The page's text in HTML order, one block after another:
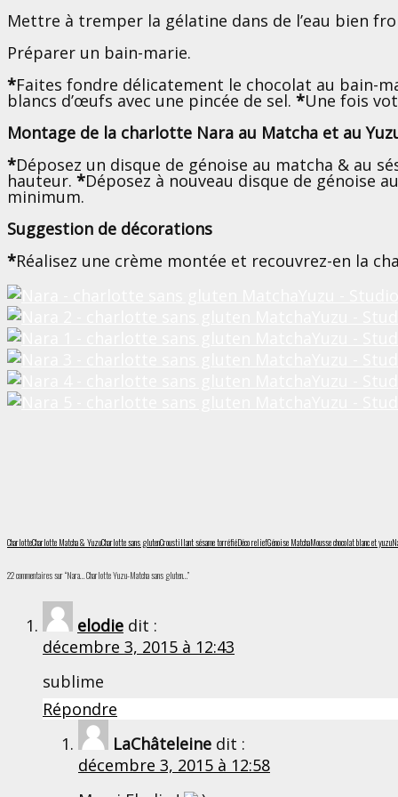
Mettre à tremper la gélatine dans de l’eau bien
Préparer un bain-marie.
*Faites fondre délicatement le chocolat au bain-
blancs d’œufs avec une pincée de sel. *Une fois
Montage de la charlotte Nara au Matcha et au
*Déposez un disque de génoise au matcha & au
hauteur. *Déposez à nouveau disque de génoise
minimum.
Suggestion de décorations
*Réalisez une crème montée et recouvrez-en la
CharlotteCharlotte Matcha & YuzuCharlotte sans glutenCroustillant sésame torréfiéDéco reliefGénoise MatchaMousse chocolat blanc et yuzu
22 commentaires sur “Nara… Charlotte Yuzu-Matcha sans gluten…”
elodie dit :
décembre 3, 2015 à 12:43
sublime
Répondre
LaChâteleine dit :
décembre 3, 2015 à 12:58